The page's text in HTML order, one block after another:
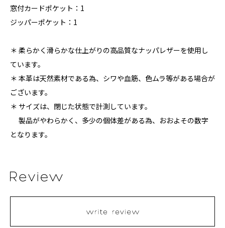
窓付カードポケット：1
ジッパーポケット：1
＊ 柔らかく滑らかな仕上がりの高品質なナッパレザーを使用し
ています。
＊ 本革は天然素材である為、シワや血筋、色ムラ等がある場合が
ございます。
＊ サイズは、閉じた状態で計測しています。
製品がやわらかく、多少の個体差がある為、おおよその数字
となります。